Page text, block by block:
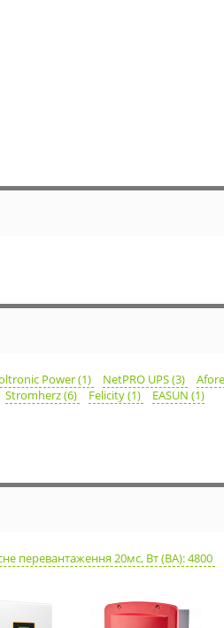
Power (1) NetPRO UPS (3)
Stromherz (6) Felicity (1) EASUN (1)
перевантаження 20мс, Вт (ВА): 4800